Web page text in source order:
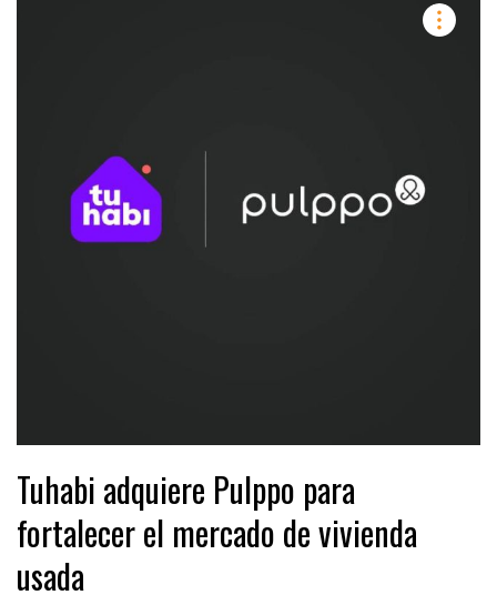
Tuhabi adquiere Pulppo para
fortalecer el mercado de vivienda
usada